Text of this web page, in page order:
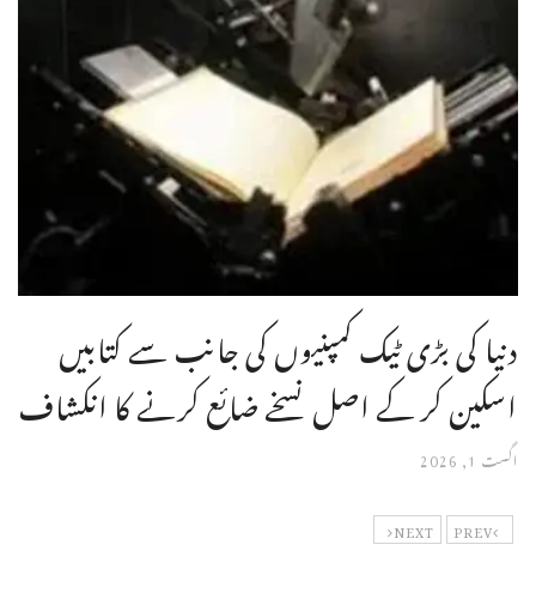
دنیا کی بڑی ٹیک کمپنیوں کی جانب سے کتابیں
اسکین کر کے اصل نسخے ضائع کرنے کا انکشاف
اگست 1, 2026
PREV
NEXT